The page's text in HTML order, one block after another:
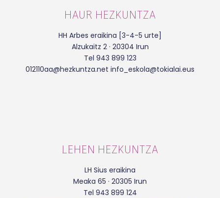
HAUR HEZKUNTZA
HH Arbes eraikina [3-4-5 urte]
Alzukaitz 2 · 20304 Irun
Tel 943 899 123
012110aa@hezkuntza.net info_eskola@tokialai.eus
LEHEN HEZKUNTZA
LH Sius eraikina
Meaka 65 · 20305 Irun
Tel 943 899 124